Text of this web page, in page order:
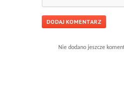
Nie dodano jeszcze